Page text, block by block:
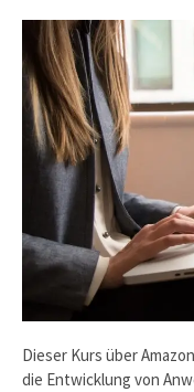
Dieser Kurs über
die Entwicklung von